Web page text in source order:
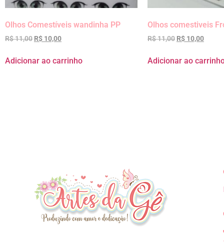
Olhos Comestíveis wandinha PP
R$11,00 R$ 10,00
Adicionar ao carrinho
Olhos comestiveis
R$11,00 R$ 10,00
Adicionar ao